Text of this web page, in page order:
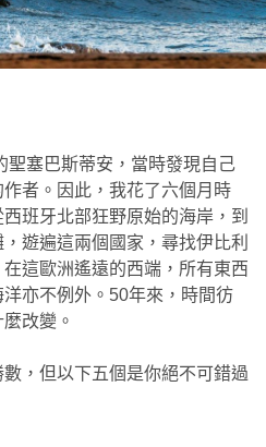
聖塞巴斯蒂安，當時發現自己
者。因此，我花了六個月時
班牙北部狂野原始的海岸，到
遊遍這兩個國家，尋找伊比利
這歐洲遙遠的西端，所有東西
亦不例外。50年來，時間彷
改變。
，但以下五個是你絕不可錯過